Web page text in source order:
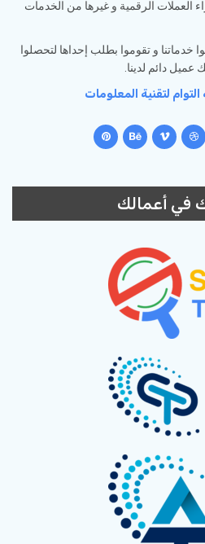
العملات الرقمية و غيرها من الخدمات
و تقوموا بطلب إحداها لتحصلوا
دائم لدينا.
لتقنية المعلومات
في أعمالك